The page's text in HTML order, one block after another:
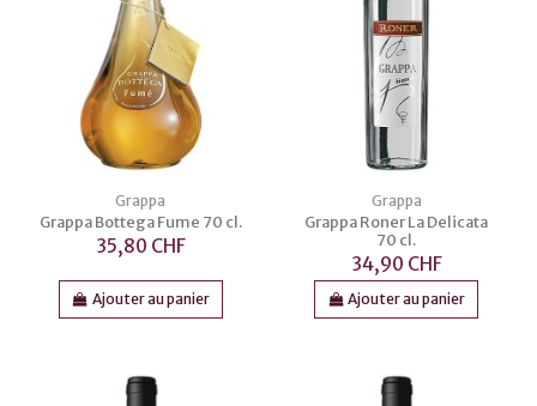
Grappa
Grappa Bottega Fume 70 cl.
35,80 CHF
Ajouter au panier
Grappa
Grappa Roner La Delicata
70 cl.
34,90 CHF
Ajouter au panier